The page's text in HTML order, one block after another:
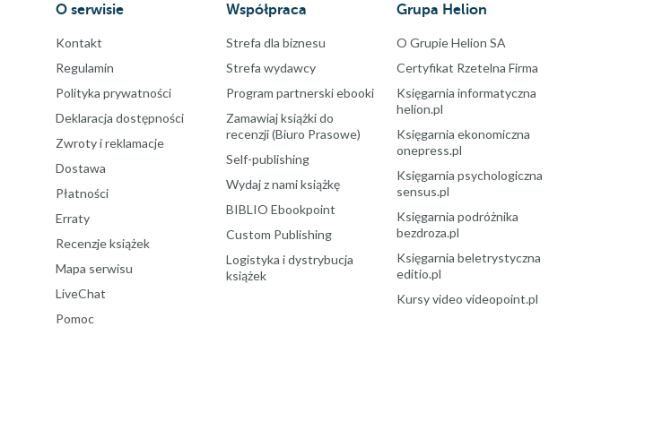
O serwisie
Kontakt
Regulamin
Polityka prywatności
Deklaracja dostępności
Zwroty i reklamacje
Dostawa
Płatności
Erraty
Recenzje książek
Mapa serwisu
LiveChat
Pomoc
Współpraca
Strefa dla biznesu
Strefa wydawcy
Program partnerski ebooki
Zamawiaj książki do
recenzji (Biuro Prasowe)
Self-publishing
Wydaj z nami książkę
BIBLIO Ebookpoint
Custom Publishing
Logistyka i dystrybucja
książek
Grupa Helion
O Grupie Helion SA
Certyfikat Rzetelna Firma
Księgarnia informatyczna
helion.pl
Księgarnia ekonomiczna
onepress.pl
Księgarnia psychologiczna
sensus.pl
Księgarnia podróżnika
bezdroza.pl
Księgarnia beletrystyczna
editio.pl
Kursy video videopoint.pl